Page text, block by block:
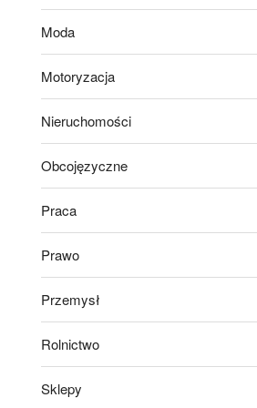
Moda
Motoryzacja
Nieruchomości
Obcojęzyczne
Praca
Prawo
Przemysł
Rolnictwo
Sklepy